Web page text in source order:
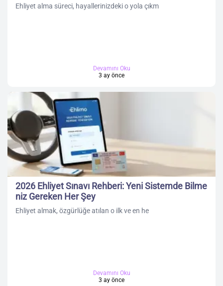
Ehliyet alma süreci, hayallerinizdeki o yola çıkm
Devamını Oku
3 ay önce
2026 Ehliyet Sınavı Rehberi: Yeni Sistemde Bilme
niz Gereken Her Şey
Ehliyet almak, özgürlüğe atılan o ilk ve en he
Devamını Oku
3 ay önce